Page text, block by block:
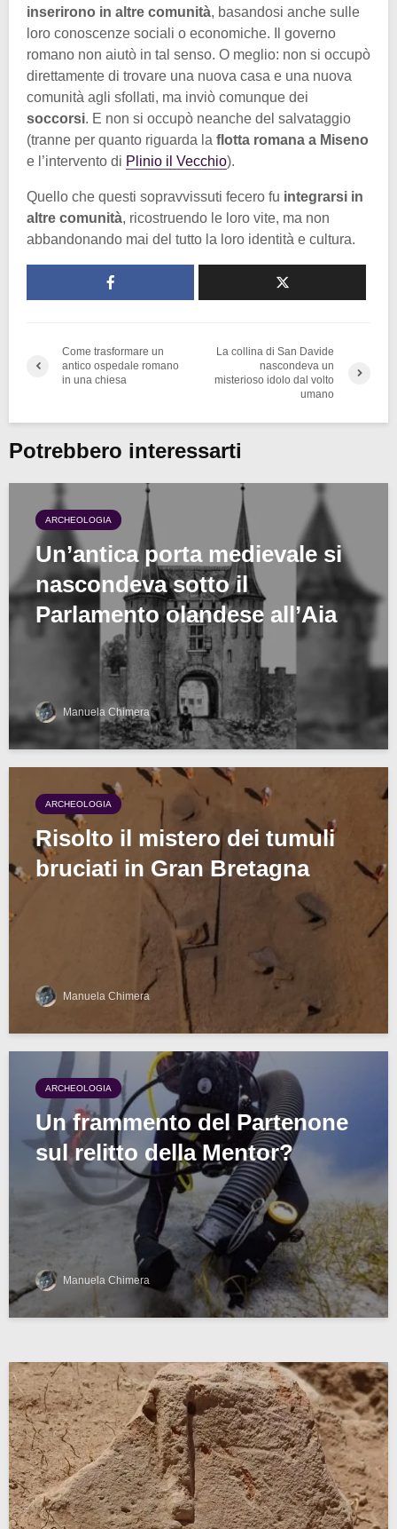
inserirono in altre comunità, basandosi anche sulle
loro conoscenze sociali o economiche. Il governo
romano non aiutò in tal senso. O meglio: non si occupò
direttamente di trovare una nuova casa e una nuova
comunità agli sfollati, ma inviò comunque dei
soccorsi. E non si occupò neanche del salvataggio
(tranne per quanto riguarda la flotta romana a Miseno
e l’intervento di Plinio il Vecchio).
Quello che questi sopravvissuti fecero fu integrarsi in
altre comunità, ricostruendo le loro vite, ma non
abbandonando mai del tutto la loro identità e cultura.
Come trasformare un
antico ospedale romano
in una chiesa
La collina di San Davide
nascondeva un
misterioso idolo dal volto
umano
Potrebbero interessarti
ARCHEOLOGIA
Un’antica porta medievale si
nascondeva sotto il
Parlamento olandese all’Aia
Manuela Chimera
ARCHEOLOGIA
Risolto il mistero dei tumuli
bruciati in Gran Bretagna
Manuela Chimera
ARCHEOLOGIA
Un frammento del Partenone
sul relitto della Mentor?
Manuela Chimera